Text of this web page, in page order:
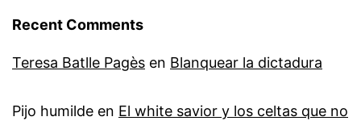
Recent Comments
Teresa Batlle Pagès en Blanquear la dictadura
Pijo humilde en El white savior y los celtas que no